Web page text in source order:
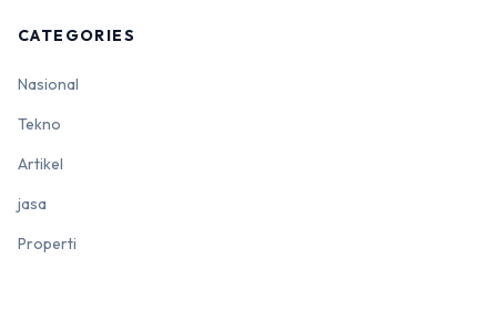
CATEGORIES
Nasional
Tekno
Artikel
jasa
Properti